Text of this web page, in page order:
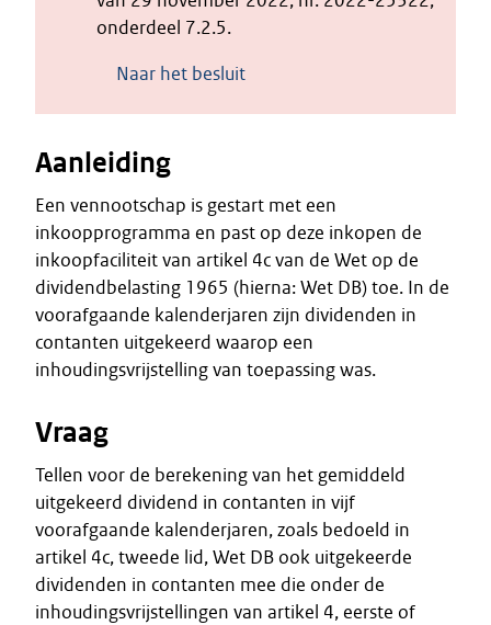
onderdeel 7.2.5.
Naar het besluit
Aanleiding
Een vennootschap is gestart met een
inkoopprogramma en past op deze inkopen de
inkoopfaciliteit van artikel 4c van de Wet op de
dividendbelasting 1965 (hierna: Wet DB) toe. In de
voorafgaande kalenderjaren zijn dividenden in
contanten uitgekeerd waarop een
inhoudingsvrijstelling van toepassing was.
Vraag
Tellen voor de berekening van het gemiddeld
uitgekeerd dividend in contanten in vijf
voorafgaande kalenderjaren, zoals bedoeld in
artikel 4c, tweede lid, Wet DB ook uitgekeerde
dividenden in contanten mee die onder de
inhoudingsvrijstellingen van artikel 4, eerste of